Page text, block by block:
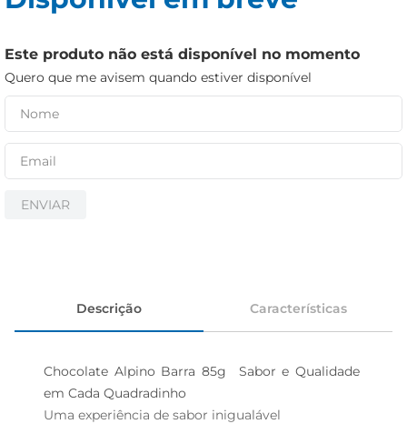
Este produto não está disponível no momento
Quero que me avisem quando estiver disponível
ENVIAR
Descrição Características
Chocolate Alpino Barra 85g  Sabor e Qualidade
em Cada Quadradinho
Uma experiência de sabor inigualável
iogurte
papel higiênico
cerveja